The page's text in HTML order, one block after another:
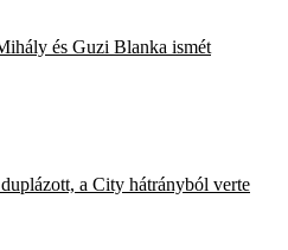
és Guzi Blanka ismét
a City hátrányból verte